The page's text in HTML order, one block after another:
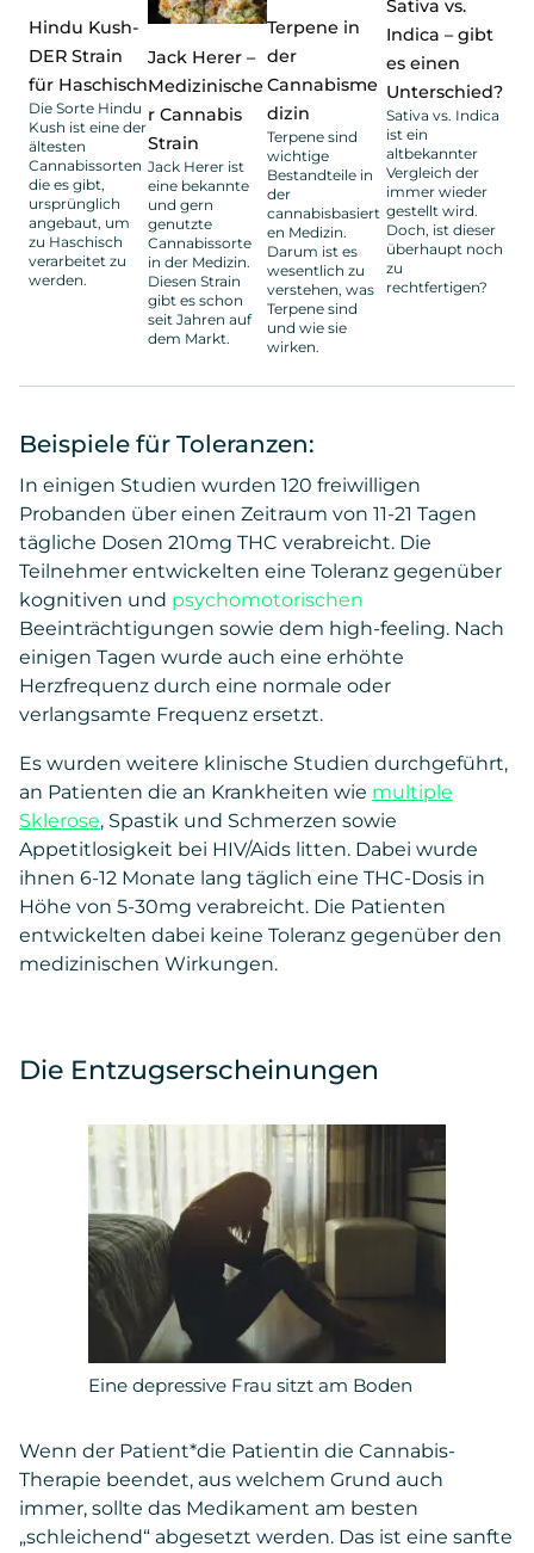
Hindu Kush-
DER Strain
für Haschisch
Die Sorte Hindu
Kush ist eine der
ältesten
Cannabissorten
die es gibt,
ursprünglich
angebaut, um
zu Haschisch
verarbeitet zu
werden.
Jack Herer –
Medizinische
r Cannabis
Strain
Jack Herer ist
eine bekannte
und gern
genutzte
Cannabissorte
in der Medizin.
Diesen Strain
gibt es schon
seit Jahren auf
dem Markt.
Terpene in
der
Cannabisme
dizin
Terpene sind
wichtige
Bestandteile in
der
cannabisbasiert
en Medizin.
Darum ist es
wesentlich zu
verstehen, was
Terpene sind
und wie sie
wirken.
Sativa vs.
Indica – gibt
es einen
Unterschied?
Sativa vs. Indica
ist ein
altbekannter
Vergleich der
immer wieder
gestellt wird.
Doch, ist dieser
überhaupt noch
zu
rechtfertigen?
Beispiele für Toleranzen:
In einigen Studien wurden 120 freiwilligen
Probanden über einen Zeitraum von 11-21 Tagen
tägliche Dosen 210mg THC verabreicht. Die
Teilnehmer entwickelten eine Toleranz gegenüber
kognitiven und psychomotorischen
Beeinträchtigungen sowie dem high-feeling. Nach
einigen Tagen wurde auch eine erhöhte
Herzfrequenz durch eine normale oder
verlangsamte Frequenz ersetzt.
Es wurden weitere klinische Studien durchgeführt,
an Patienten die an Krankheiten wie multiple
Sklerose, Spastik und Schmerzen sowie
Appetitlosigkeit bei HIV/Aids litten. Dabei wurde
ihnen 6-12 Monate lang täglich eine THC-Dosis in
Höhe von 5-30mg verabreicht. Die Patienten
entwickelten dabei keine Toleranz gegenüber den
medizinischen Wirkungen.
Die Entzugserscheinungen
Eine depressive Frau sitzt am Boden
Wenn der Patient*die Patientin die Cannabis-
Therapie beendet, aus welchem Grund auch
immer, sollte das Medikament am besten
„schleichend“ abgesetzt werden. Das ist eine sanfte